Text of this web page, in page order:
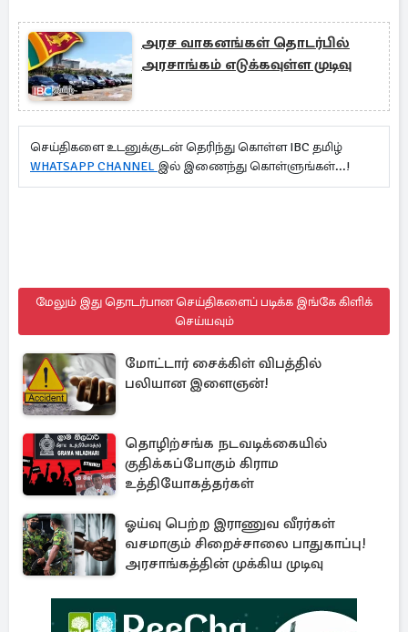
அரச வாகனங்கள் தொடர்பில்
அரசாங்கம் எடுக்கவுள்ள முடிவு
செய்திகளை உடனுக்குடன் தெரிந்து கொள்ள IBC தமிழ்
WHATSAPP CHANNEL இல் இணைந்து கொள்ளுங்கள்...!
மேலும் இது தொடர்பான செய்திகளைப் படிக்க இங்கே கிளிக்
செய்யவும்
மோட்டார் சைக்கிள் விபத்தில்
பலியான இளைஞன்!
தொழிற்சங்க நடவடிக்கையில்
குதிக்கப்போகும் கிராம
உத்தியோகத்தர்கள்
ஓய்வு பெற்ற இராணுவ வீரர்கள்
வசமாகும் சிறைச்சாலை பாதுகாப்பு!
அரசாங்கத்தின் முக்கிய முடிவு